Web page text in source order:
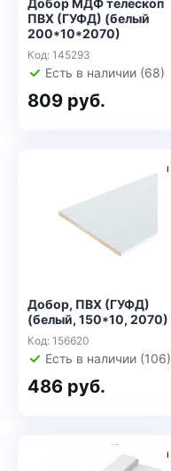
Добор МДФ телескоп
ПВХ (ГУФД) (белый
200*10*2070)
Код: 145293
Есть в наличии (68)
809 руб.
Добор, ПВХ (ГУФД)
(белый, 150*10, 2070)
Код: 156620
Есть в наличии (106)
486 руб.